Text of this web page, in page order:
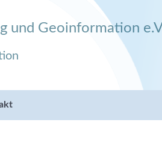
und Geoinformation